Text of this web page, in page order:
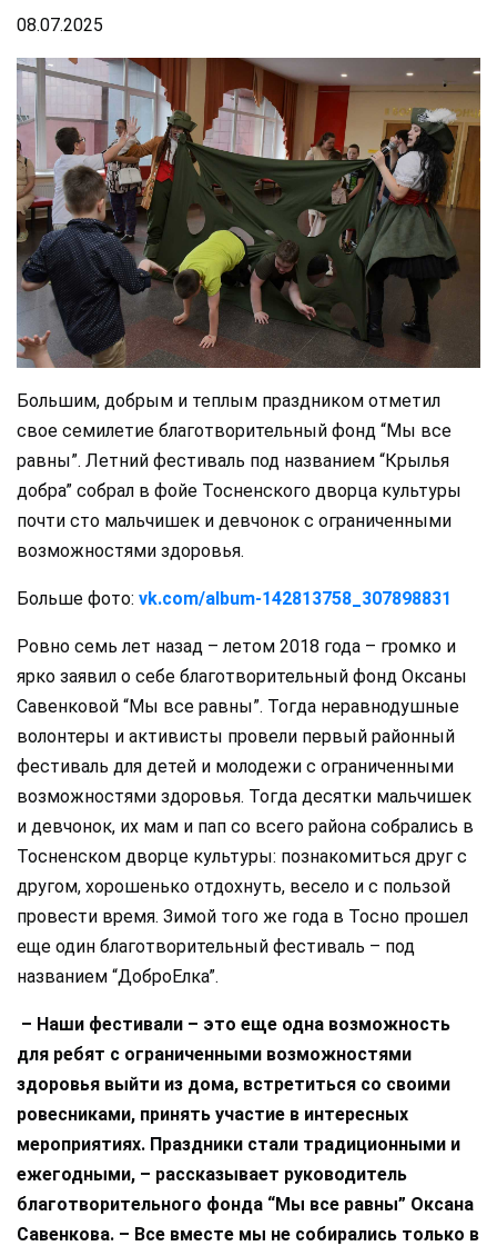
08.07.2025
Большим, добрым и теплым праздником отметил
свое семилетие благотворительный фонд “Мы все
равны”. Летний фестиваль под названием “Крылья
добра” собрал в фойе Тосненского дворца культуры
почти сто мальчишек и девчонок с ограниченными
возможностями здоровья.
Больше фото: vk.com/album-142813758_307898831
Ровно семь лет назад – летом 2018 года – громко и
ярко заявил о себе благотворительный фонд Оксаны
Савенковой “Мы все равны”. Тогда неравнодушные
волонтеры и активисты провели первый районный
фестиваль для детей и молодежи с ограниченными
возможностями здоровья. Тогда десятки мальчишек
и девчонок, их мам и пап со всего района собрались в
Тосненском дворце культуры: познакомиться друг с
другом, хорошенько отдохнуть, весело и с пользой
провести время. Зимой того же года в Тосно прошел
еще один благотворительный фестиваль – под
названием “ДоброЕлка”.
– Наши фестивали – это еще одна возможность
для ребят с ограниченными возможностями
здоровья выйти из дома, встретиться со своими
ровесниками, принять участие в интересных
мероприятиях. Праздники стали традиционными и
ежегодными, – рассказывает руководитель
благотворительного фонда “Мы все равны” Оксана
Савенкова. – Все вместе мы не собирались только в